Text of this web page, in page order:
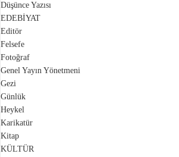
Düşünce Yazısı
EDEBİYAT
Editör
Felsefe
Fotoğraf
Genel Yayın Yönetmeni
Gezi
Günlük
Heykel
Karikatür
Kitap
KÜLTÜR